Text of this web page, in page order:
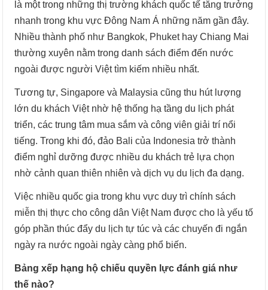
là một trong những thị trường khách quốc tế tăng trưởng
nhanh trong khu vực Đông Nam Á những năm gần đây.
Nhiều thành phố như Bangkok, Phuket hay Chiang Mai
thường xuyên nằm trong danh sách điểm đến nước
ngoài được người Việt tìm kiếm nhiều nhất.
Tương tự, Singapore và Malaysia cũng thu hút lượng
lớn du khách Việt nhờ hệ thống hạ tầng du lịch phát
triển, các trung tâm mua sắm và công viên giải trí nổi
tiếng. Trong khi đó, đảo Bali của Indonesia trở thành
điểm nghỉ dưỡng được nhiều du khách trẻ lựa chọn
nhờ cảnh quan thiên nhiên và dịch vụ du lịch đa dạng.
Việc nhiều quốc gia trong khu vực duy trì chính sách
miễn thị thực cho công dân Việt Nam được cho là yếu tố
góp phần thúc đẩy du lịch tự túc và các chuyến đi ngắn
ngày ra nước ngoài ngày càng phổ biến.
Bảng xếp hạng hộ chiếu quyền lực đánh giá như
thế nào?